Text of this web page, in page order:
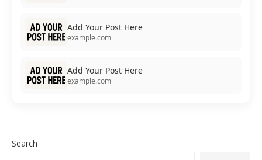
Add Your Post Here
example.com
Add Your Post Here
example.com
Search